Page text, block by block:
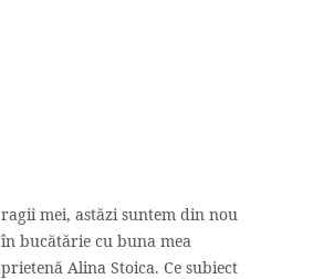
ragii mei, astăzi suntem din nou
în bucătărie cu buna mea
prietenă Alina Stoica. Ce subiect